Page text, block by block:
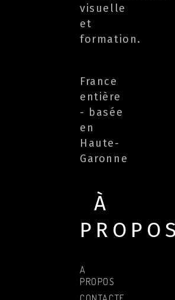
visuelle
et
formation.
France
entière
- basée
en
Haute-
Garonne
À
PROPOS
A
PROPOS